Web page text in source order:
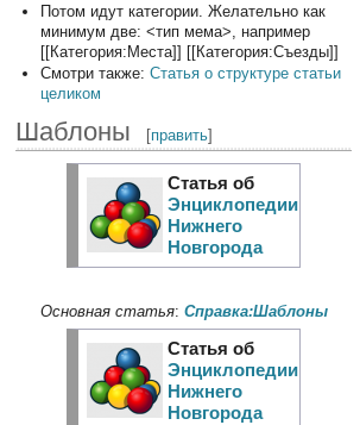
Потом идут категории. Желательно как
минимум две: <тип мема>, например
[[Категория:Места]] [[Категория:Съезды]]
Смотри также: Статья о структуре статьи
целиком
Шаблоны [править]
Статья об
Энциклопедии
Нижнего
Новгорода
Основная статья: Справка:Шаблоны
Статья об
Энциклопедии
Нижнего
Новгорода